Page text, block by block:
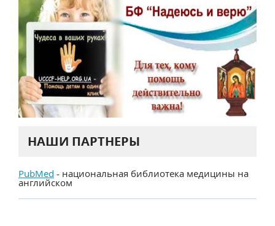
НАШИ ПАРТНЕРЫ
PubMed - национальная библиотека медицины на
английском